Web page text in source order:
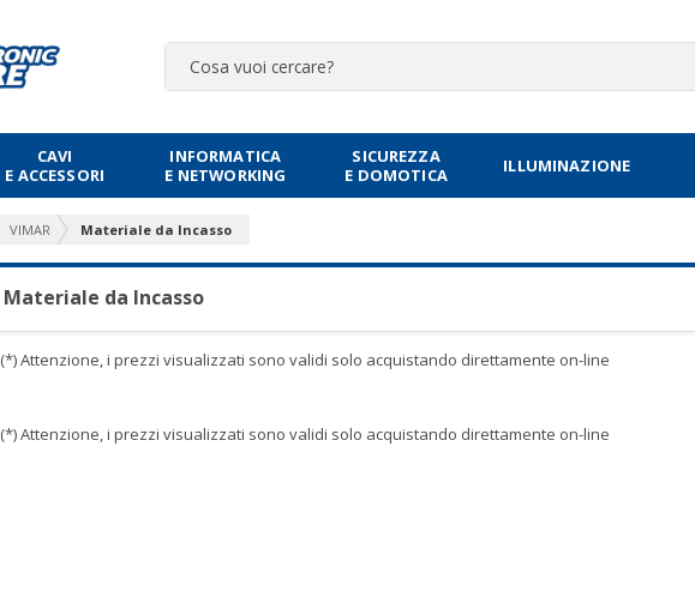
CAVI
E ACCESSORI
INFORMATICA
E NETWORKING
SICUREZZA
E DOMOTICA
ILLUMINAZIONE
VIMAR Materiale da Incasso
Materiale da Incasso
(*) Attenzione, i prezzi visualizzati sono validi solo acquistando direttamente on-line
(*) Attenzione, i prezzi visualizzati sono validi solo acquistando direttamente on-line